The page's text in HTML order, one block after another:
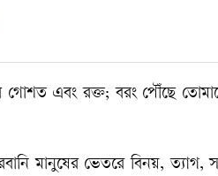
এবং রক্ত; বরং পৌঁছে
মানুষের ভেতরে বিনয়, ত্যাগ,